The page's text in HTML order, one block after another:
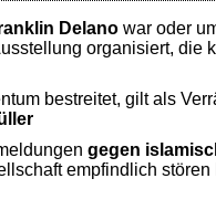
Delano war oder
organisiert, die
bestreitet, gilt als
gegen
empfindlich stören